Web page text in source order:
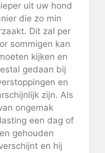
uit uw hond
die zo min
Dit zal per
sommigen kan
kijken en
gedaan bij
en
zijn. Als
ongemak
een dag of
gehouden
en hij